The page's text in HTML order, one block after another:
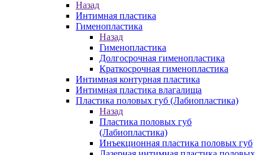
Назад
Интимная пластика
Гименопластика
Назад
Гименопластика
Долгосрочная гименопластика
Краткосрочная гименопластика
Интимная контурная пластика
Интимная пластика влагалища
Пластика половых губ (Лабиопластика)
Назад
Пластика половых губ
(Лабиопластика)
Инъекционная пластика половых губ